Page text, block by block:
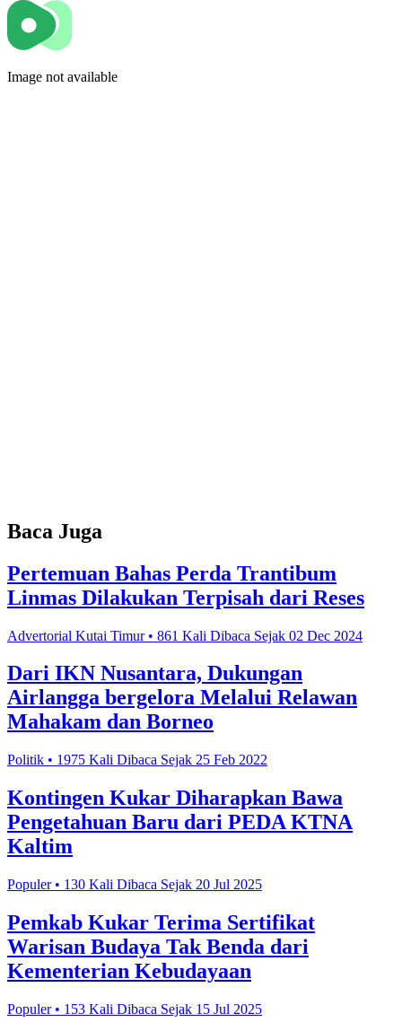
Image not available
Baca Juga
Pertemuan Bahas Perda Trantibum
Linmas Dilakukan Terpisah dari Reses
Advertorial Kutai Timur • 861 Kali Dibaca Sejak 02 Dec 2024
Dari IKN Nusantara, Dukungan
Airlangga bergelora Melalui Relawan
Mahakam dan Borneo
Politik • 1975 Kali Dibaca Sejak 25 Feb 2022
Kontingen Kukar Diharapkan Bawa
Pengetahuan Baru dari PEDA KTNA
Kaltim
Populer • 130 Kali Dibaca Sejak 20 Jul 2025
Pemkab Kukar Terima Sertifikat
Warisan Budaya Tak Benda dari
Kementerian Kebudayaan
Populer • 153 Kali Dibaca Sejak 15 Jul 2025